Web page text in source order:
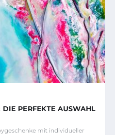
DIE PERFEKTE AUSWAHL
mit individueller